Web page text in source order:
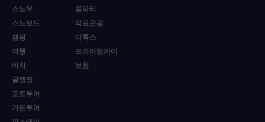
스노우
스노보드
캠핑
여행
비치
글램핑
포토투어
가든투어
풀파티
의료관광
디톡스
프리미엄케어
보험